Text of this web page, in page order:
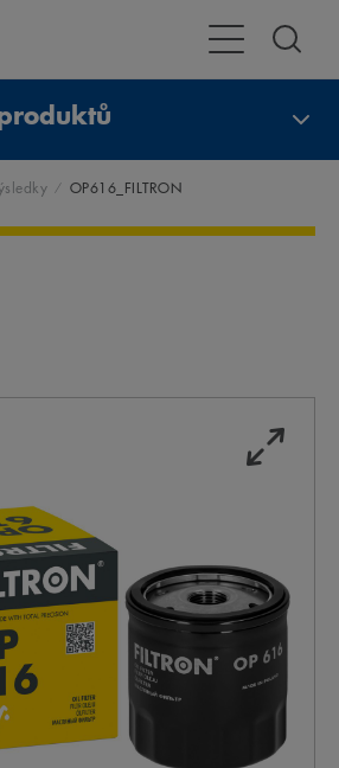
Přepnout
OP616_FILTRON